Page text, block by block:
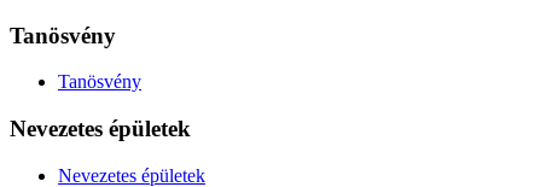
Tanösvény
Tanösvény
Nevezetes épületek
Nevezetes épületek